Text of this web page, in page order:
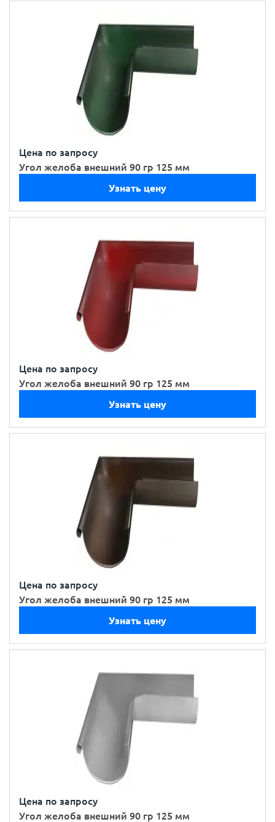
Цена по запросу
Угол желоба внешний 90 гр 125 мм
Узнать цену
Цена по запросу
Угол желоба внешний 90 гр 125 мм
Узнать цену
Цена по запросу
Угол желоба внешний 90 гр 125 мм
Узнать цену
Цена по запросу
Угол желоба внешний 90 гр 125 мм